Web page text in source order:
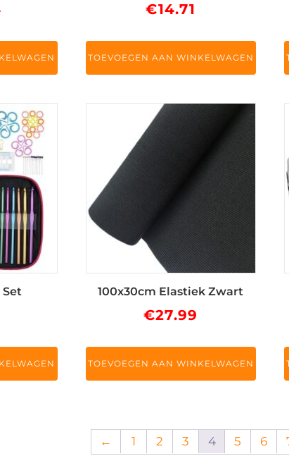
€14.71
TOEVOEGEN AAN WINKELWAGEN
100x30cm Elastiek Zwart
€27.99
TOEVOEGEN AAN WINKELWAGEN
← 1 2 3 4 5 6